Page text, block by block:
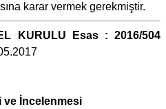
karar vermek gerekmiştir.
KURULU Esas : 2016/504
ve İncelenmesi